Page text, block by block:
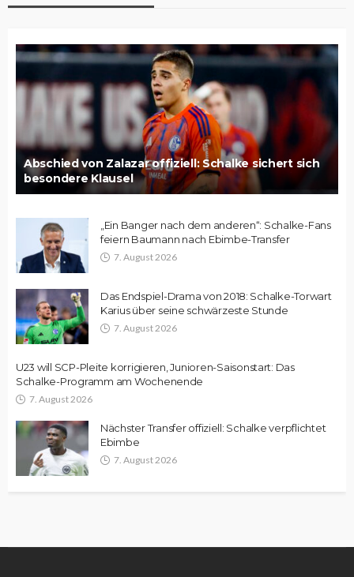
Abschied von Zalazar offiziell: Schalke sichert sich
besondere Klausel
„Ein Banger nach dem anderen“: Schalke-Fans
feiern Baumann nach Ebimbe-Transfer
7. August 2026
Das Endspiel-Drama von 2018: Schalke-Torwart
Karius über seine schwärzeste Stunde
7. August 2026
U23 will SCP-Pleite korrigieren, Junioren-Saisonstart: Das
Schalke-Programm am Wochenende
7. August 2026
Nächster Transfer offiziell: Schalke verpflichtet
Ebimbe
7. August 2026